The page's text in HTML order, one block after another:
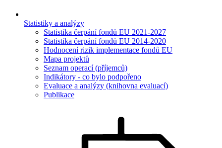
Statistiky a analýzy
Statistika čerpání fondů EU 2021-2027
Statistika čerpání fondů EU 2014-2020
Hodnocení rizik implementace fondů EU
Mapa projektů
Seznam operací (příjemců)
Indikátory - co bylo podpořeno
Evaluace a analýzy (knihovna evaluací)
Publikace